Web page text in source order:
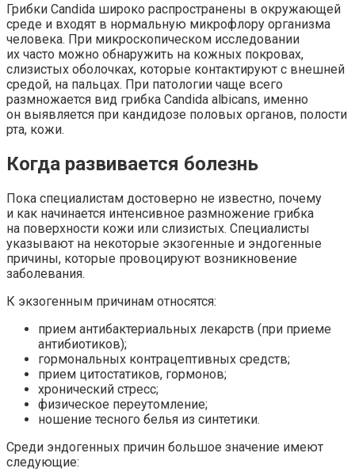
Грибки Candida широко распространены в окружающей
среде и входят в нормальную микрофлору организма
человека. При микроскопическом исследовании
их часто можно обнаружить на кожных покровах,
слизистых оболочках, которые контактируют с внешней
средой, на пальцах. При патологии чаще всего
размножается вид грибка Candida albicans, именно
он выявляется при кандидозе половых органов, полости
рта, кожи.
Когда развивается болезнь
Пока специалистам достоверно не известно, почему
и как начинается интенсивное размножение грибка
на поверхности кожи или слизистых. Специалисты
указывают на некоторые экзогенные и эндогенные
причины, которые провоцируют возникновение
заболевания.
К экзогенным причинам относятся:
прием антибактериальных лекарств (при приеме
антибиотиков);
гормональных контрацептивных средств;
прием цитостатиков, гормонов;
хронический стресс;
физическое переутомление;
ношение тесного белья из синтетики.
Среди эндогенных причин большое значение имеют
следующие: